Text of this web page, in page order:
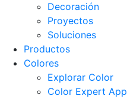
Decoración
Proyectos
Soluciones
Productos
Colores
Explorar Color
Color Expert App